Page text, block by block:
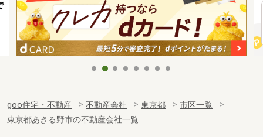
goo住宅・不動産 不動産会社 東京都
市区一覧
東京都あきる野市の不動産会社一覧